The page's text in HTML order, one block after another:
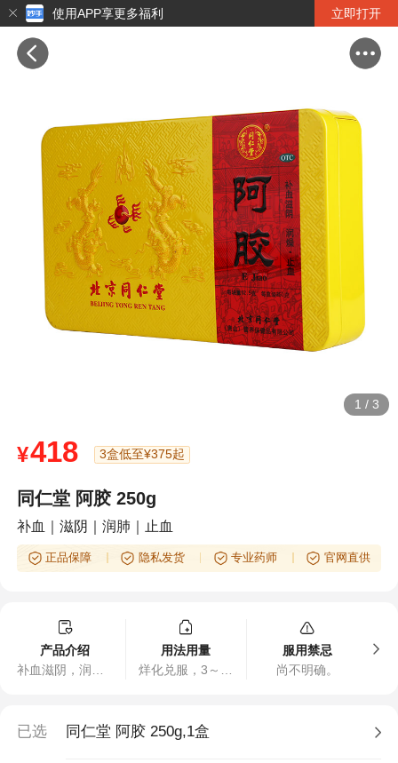
使用APP享更多福利 立即打开
1 / 3
¥418 3盒低至¥375起
同仁堂 阿胶 250g
补血｜滋阴｜润肺｜止血
正品保障 隐私发货 专业药师 官网直供
产品介绍
补血滋阴，润燥，止血。用于血虚萎黄，眩晕心悸，心烦不眠，肺燥咳嗽。
用法用量
烊化兑服，3～9克。
服用禁忌
尚不明确。
已选 同仁堂 阿胶 250g,1盒